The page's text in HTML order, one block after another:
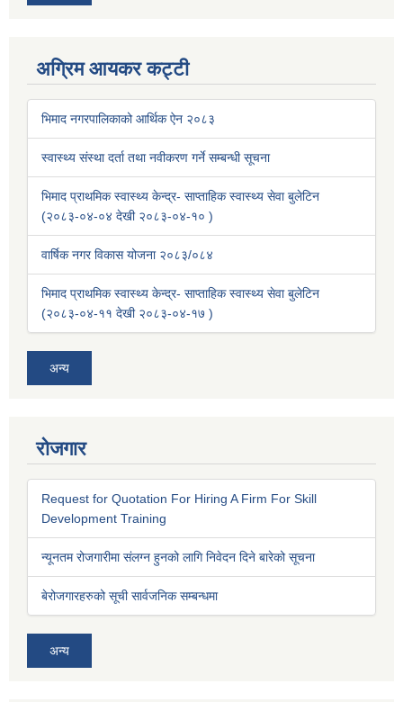
अग्रिम आयकर कट्टी
भिमाद नगरपालिकाको आर्थिक ऐन २०८३
स्वास्थ्य संस्था दर्ता तथा नवीकरण गर्ने सम्बन्धी सूचना
भिमाद प्राथमिक स्वास्थ्य केन्द्र- साप्ताहिक स्वास्थ्य सेवा बुलेटिन
(२०८३-०४-०४ देखी २०८३-०४-१० )
वार्षिक नगर विकास योजना २०८३/०८४
भिमाद प्राथमिक स्वास्थ्य केन्द्र- साप्ताहिक स्वास्थ्य सेवा बुलेटिन
(२०८३-०४-११ देखी २०८३-०४-१७ )
अन्य
रोजगार
Request for Quotation For Hiring A Firm For Skill
Development Training
न्यूनतम रोजगारीमा संलग्न हुनको लागि निवेदन दिने बारेको सूचना
बेरोजगारहरुको सूची सार्वजनिक सम्बन्धमा
अन्य